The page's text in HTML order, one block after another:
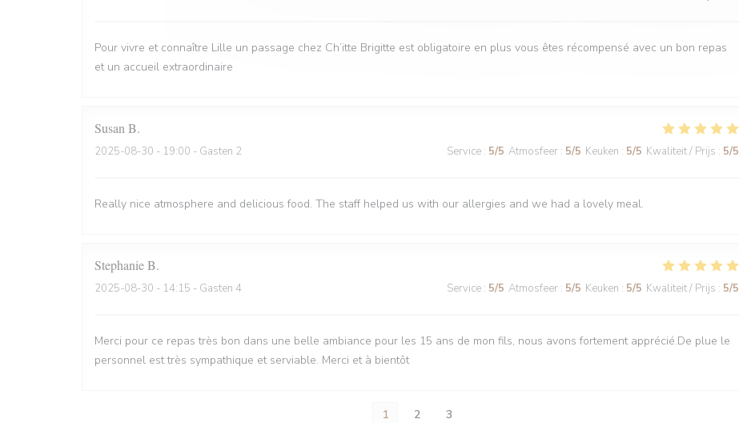
Pour vivre et connaître Lille un passage chez Ch’itte Brigitte est obligatoire en plus vous êtes récompensé avec un bon repas
et un accueil extraordinaire
Susan B
2025-08-30 - 19:00 - Gasten 2 Service : 5/5 Atmosfeer : 5/5 Keuken : 5/5 Kwaliteit / Prijs : 5/5
Really nice atmosphere and delicious food. The staff helped us with our allergies and we had a lovely meal.
StephanieB
2025-08-30 - 14:15 - Gasten 4 Service : 5/5 Atmosfeer : 5/5 Keuken : 5/5 Kwaliteit / Prijs : 5/5
Merci pour ce repas très bon dans une belle ambiance pour les 15 ans de mon fils, nous avons fortement apprécié.De plue le
personnel est très sympathique et serviable. Merci et à bientôt
1 2 3